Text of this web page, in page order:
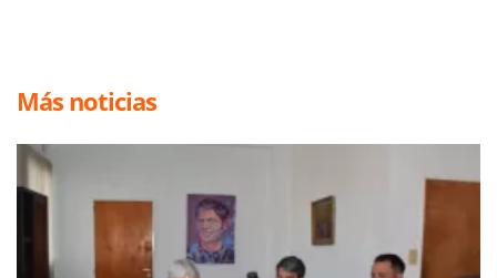
Más noticias